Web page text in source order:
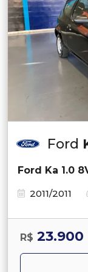
Ford
Ford Ka 1.0
2011/2011
R$ 23.900